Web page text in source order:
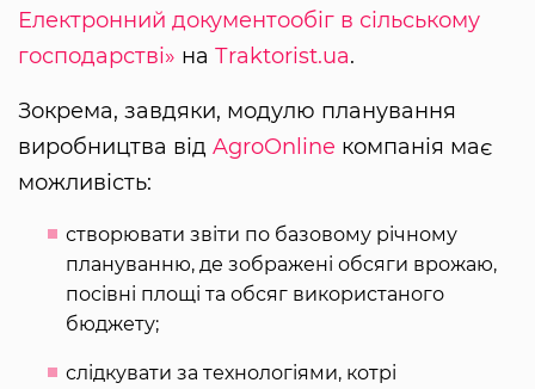
Електронний документообіг в сільському
господарстві» на Тraktorist.ua.
Зокрема, завдяки, модулю планування
виробництва від AgroOnline компанія має
можливість:
створювати звіти по базовому річному
плануванню, де зображені обсяги врожаю,
посівні площі та обсяг використаного
бюджету;
слідкувати за технологіями, котрі